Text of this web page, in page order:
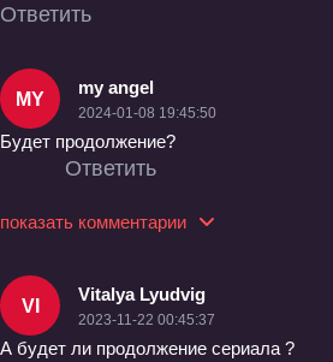
Ответить
MY
my angel
2024-01-08 19:45:50
Будет продолжение?
Ответить
показать комментарии
VI
Vitalya Lyudvig
2023-11-22 00:45:37
А будет ли продолжение сериала ?